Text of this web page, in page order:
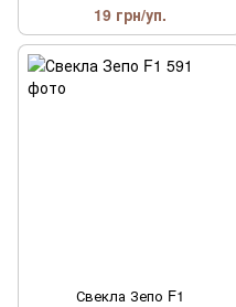
19 грн/уп.
Свекла Зепо F1